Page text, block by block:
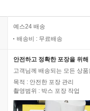
예스24 배송
배송비 : 무료배송
안전하고 정확한 포장을 위
고객님께 배송되는 모든 상
목적 : 안전한 포장 관리
촬영범위 : 박스 포장 작업